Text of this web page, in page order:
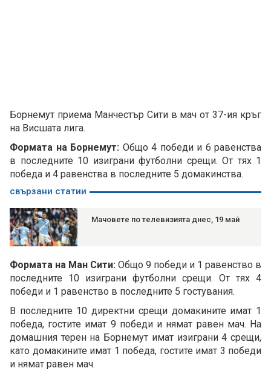
Борнемут приема Манчестър Сити в мач от 37-ия кръг
на Висшата лига.
Формата на Борнемут: Общо 4 победи и 6 равенства
в последните 10 изиграни футболни срещи. От тях 1
победа и 4 равенства в последните 5 домакинства.
свързани статии
Мачовете по телевизията днес, 19 май
Формата на Ман Сити: Общо 9 победи и 1 равенство в
последните 10 изиграни футболни срещи. От тях 4
победи и 1 равенство в последните 5 гостувания.
В последните 10 директни срещи домакините имат 1
победа, гостите имат 9 победи и нямат равен мач. На
домашния терен на Борнемут имат изиграни 4 срещи,
като домакините имат 1 победа, гостите имат 3 победи
и нямат равен мач.